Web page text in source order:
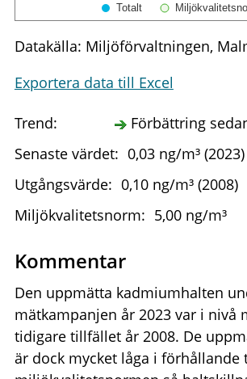
Totalt
Datakälla: Miljöförvaltningen,
Exportera data till Excel
Trend:
Förbättring
Senaste värdet: 0,03 ng/m³ (2023)
Utgångsvärde: 0,10 ng/m³ (2008)
Miljökvalitetsnorm: 5,00 ng/m³
Kommentar
Den uppmätta kadmiumhalten
mätkampanjen år 2023 var i nivå
tidigare tillfället år 2008. De
är dock mycket låga i förhållande